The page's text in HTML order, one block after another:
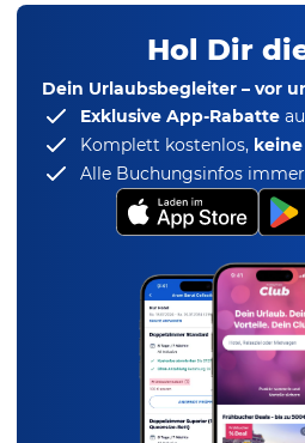
Hol Dir
Dein Urlaubsbegleiter – vor
Exklusive App-Rabatte
Komplett kostenlos,
Alle Buchungsinfos